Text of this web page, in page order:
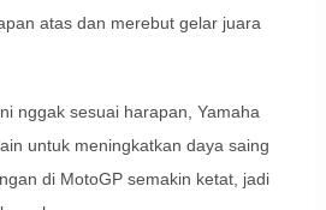
atas dan merebut gelar juara
nggak sesuai harapan, Yamaha
untuk meningkatkan daya saing
di MotoGP semakin ketat, jadi